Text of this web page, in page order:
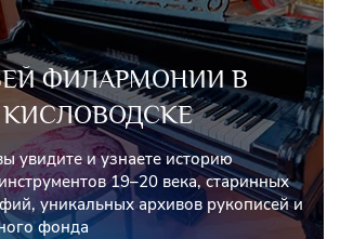
ФИЛАРМОНИИ В
КИСЛОВОДСКЕ
увидите и узнаете историю
19–20 века, старинных
уникальных архивов рукописей и
фонда